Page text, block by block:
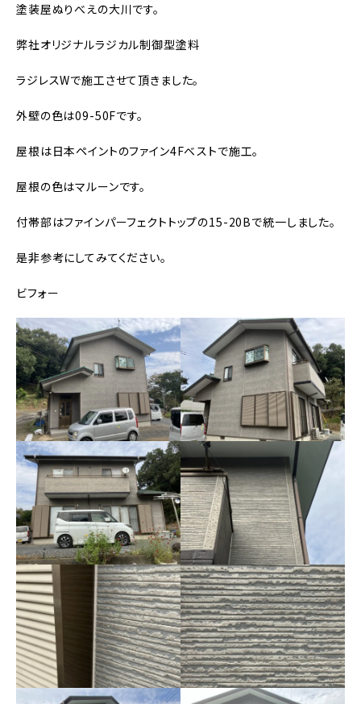
塗装屋ぬりべえの大川です。
弊社オリジナルラジカル制御型塗料
ラジレスWで施工させて頂きました。
外壁の色は09-50Fです。
屋根は日本ペイントのファイン4Fベストで施工。
屋根の色はマルーンです。
付帯部はファインパーフェクトトップの15-20Bで統一しました。
是非参考にしてみてください。
ビフォー